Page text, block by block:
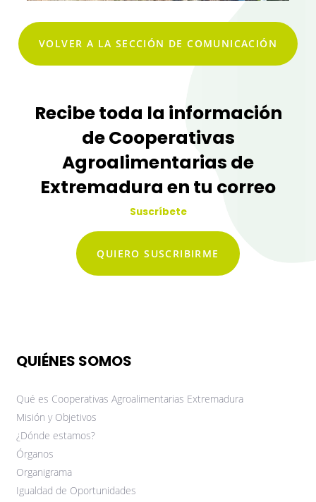
VOLVER A LA SECCIÓN DE COMUNICACIÓN
Recibe toda la información
de Cooperativas
Agroalimentarias de
Extremadura en tu correo
Suscríbete
QUIERO SUSCRIBIRME
QUIÉNES SOMOS
Qué es Cooperativas Agroalimentarias Extremadura
Misión y Objetivos
¿Dónde estamos?
Órganos
Organigrama
Igualdad de Oportunidades